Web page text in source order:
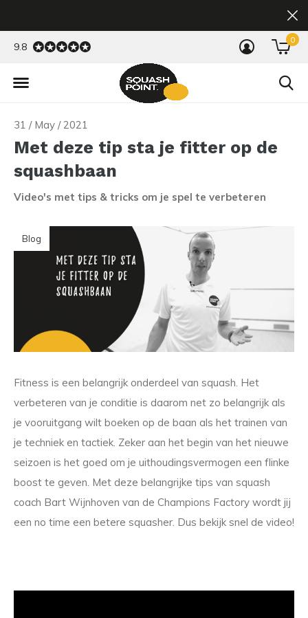
0
9.8
31 / May / 2021
Met deze tip sta je fitter op de
squashbaan
Video's met tips & tricks om je spel te verbeteren
Blog
Fitness is een belangrijk onderdeel van squash. Het
verbeteren van je conditie is daarom net zo belangrijk als
je vooruitgang wilt boeken op de baan als het trainen van
je techniek en tactiek. Zeker aan het begin van het nieuwe
seizoen is het goed om je uithoudingsvermogen een flinke
boost te geven. Met deze belangrijke tips van squash
coach Bart Wijnhoven van de Champions Factory wordt jij
een no time een betere squasher. Dus bekijk snel de video!